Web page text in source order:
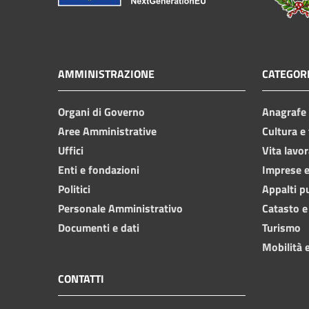
AMMINISTRAZIONE
Organi di Governo
Aree Amministrative
Uffici
Enti e fondazioni
Politici
Personale Amministrativo
Documenti e dati
Cultura
Vita
Imprese
Appalti
Catasto
Turismo
Mobilità
CONTATTI